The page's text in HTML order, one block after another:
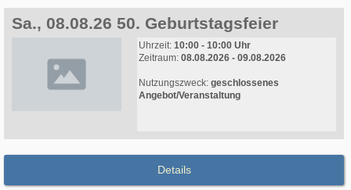
Sa., 08.08.26 50. Geburtstagsfeier
Uhrzeit: 10:00 - 10:00 Uhr
Zeitraum: 08.08.2026 - 09.08.2026
Nutzungszweck: geschlossenes
Angebot/Veranstaltung
Details